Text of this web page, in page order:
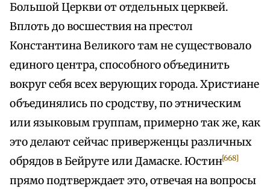
Большой Церкви от отдельных церквей.
Вплоть до восшествия на престол
Константина Великого там не существовало
единого центра, способного объединить
вокруг себя всех верующих города. Христиане
объединялись по сродству, по этническим
или языковым группам, примерно так же, как
это делают сейчас приверженцы различных
обрядов в Бейруте или Дамаске. Юстин[668]
прямо подтверждает это, отвечая на вопросы